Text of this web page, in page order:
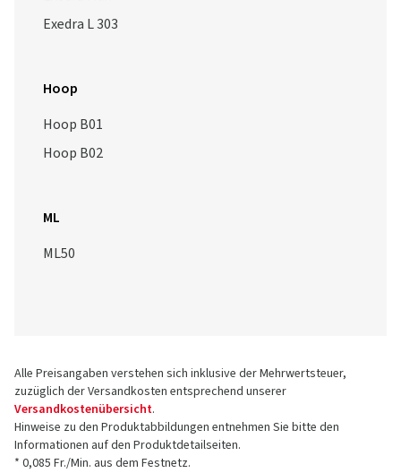
Exedra L 303
Hoop
Hoop B01
Hoop B02
ML
ML50
Alle Preisangaben verstehen sich inklusive der Mehrwertsteuer,
zuzüglich der Versandkosten entsprechend unserer
Versandkostenübersicht.
Hinweise zu den Produktabbildungen entnehmen Sie bitte den
Informationen auf den Produktdetailseiten.
* 0,085 Fr./Min. aus dem Festnetz.